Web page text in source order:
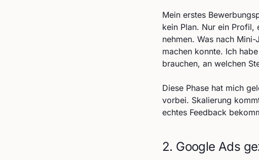
Mein erstes
kein Plan. Nur ein Profil,
nehmen. Was nach
machen konnte. Ich
brauchen, an welchen
Diese Phase hat mich
vorbei. Skalierung
echtes Feedback
2. Google Ads